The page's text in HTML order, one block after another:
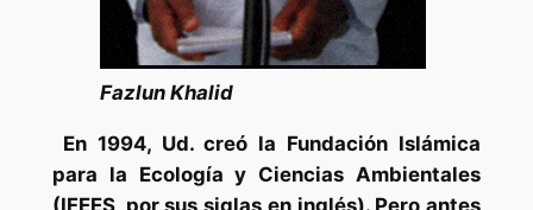
Fazlun Khalid
En 1994, Ud. creó la Fundación Islámica
para la Ecología y Ciencias Ambientales
(IFEES, por sus siglas en inglés). Pero antes